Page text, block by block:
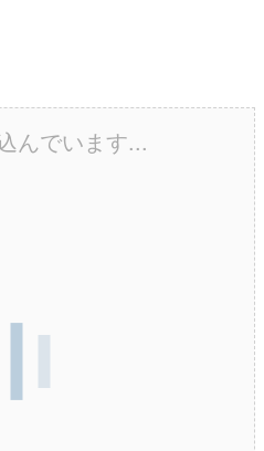
んでいます...